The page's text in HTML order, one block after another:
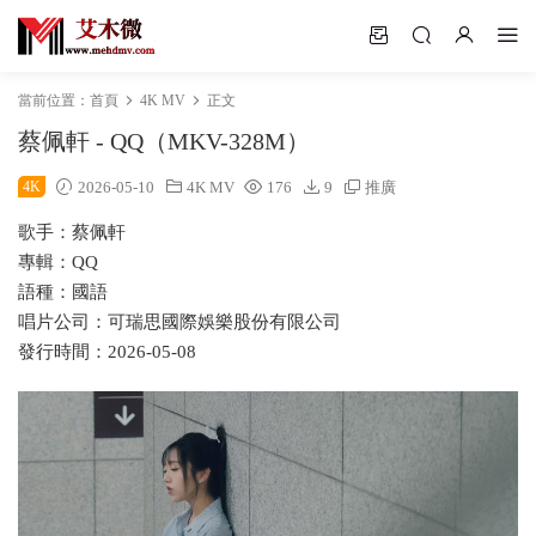
當前位置： 首頁 4K MV 正文
蔡佩軒 - QQ（MKV-328M）
4K 2026-05-10 4K MV 176 9 推廣
歌手：蔡佩軒
專輯：QQ
語種：國語
唱片公司：可瑞思國際娛樂股份有限公司
發行時間：2026-05-08